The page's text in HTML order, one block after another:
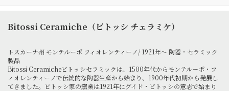
Bitossi Ceramiche（ビトッシ チェラミケ）
トスカーナ州 モンテルーポ フィオレンティーノ/ 1921年～ 陶器・セラミック
製品
Bitossi Ceramicheビトッシセラミックは、1500年代からモンテルーポ・フ
ィオレンティーノで伝統的な陶器生産から始まり、1900年代初期から発展し
てきました。ビトッシ家の窯業は1921年にグイド・ビトッシの意志で始まり